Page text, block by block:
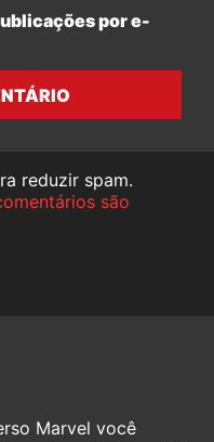
por e-
reduzir spam.
são
Marvel você